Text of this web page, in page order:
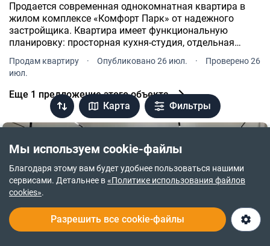
Мы используем cookie-файлы
Благодаря этому вам будет удобнее пользоваться нашими
сервисами. Детальнее в«Политике использования файлов
cookies».
Разрешить все cookie-файлы
Карта Фильтры
Продается современная однокомнатная квартира в
жилом комплексе «Комфорт Парк» от надежного
застройщика. Квартира имеет функциональную
планировку: просторная кухня-студия, отдельная
спальня, санузел и комфортная входная зона.
Продам квартиру · Опубликовано 26 июл. ·
Проверено 26
июл.
Еще 1 предложение этого объекта